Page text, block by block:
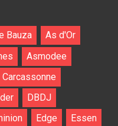
Bauza
As d'Or
Asmodee
Carcassonne
DBDJ
Edge Essen